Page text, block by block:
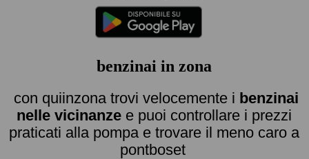
benzinai in zona
con quiinzona trovi velocemente i benzinai
nelle vicinanze e puoi controllare i prezzi
praticati alla pompa e trovare il meno caro a
pontboset